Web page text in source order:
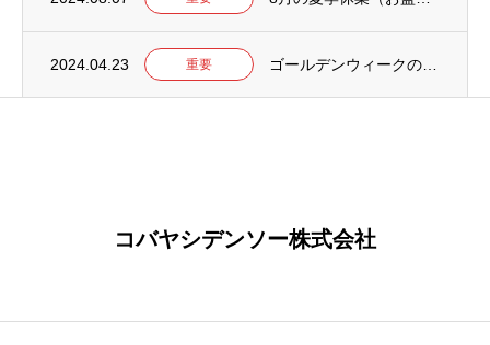
2024.04.23 重要
コバヤシデンソー株式会社